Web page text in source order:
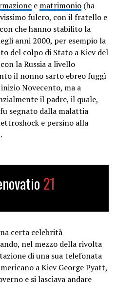
e matrimonio (ha
fulcro, con il fratello e
che hanno stabilito la
anni 2000, per esempio la
del colpo di Stato a Kiev del
la Russia a livello
il nonno sarto ebreo fuggì
Novecento, ma a
il padre, il quale,
segnato dalla malattia
e persino alla
21
certa celebrità
nel mezzo della rivolta
di una sua telefonata
a Kiev George Pyatt,
e si lasciava andare